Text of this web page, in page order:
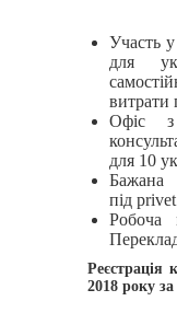
Участь у
для
витрати
Офіс з
для 10
Бажана
під
Робоча
Реєстрація
2018 року